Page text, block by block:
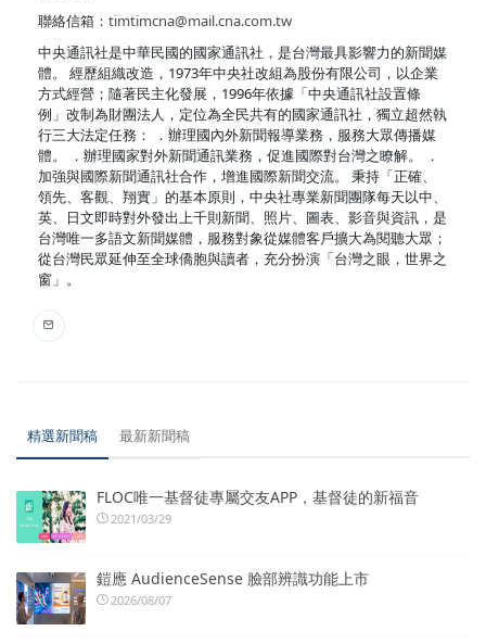
聯絡信箱： timtimcna@mail.cna.com.tw
中央通訊社是中華民國的國家通訊社，是台灣最具影響力的新聞媒
體。 經歷組織改造，1973年中央社改組為股份有限公司，以企業
方式經營；隨著民主化發展，1996年依據「中央通訊社設置條
例」改制為財團法人，定位為全民共有的國家通訊社，獨立超然執
行三大法定任務： ．辦理國內外新聞報導業務，服務大眾傳播媒
體。 ．辦理國家對外新聞通訊業務，促進國際對台灣之瞭解。 ．
加強與國際新聞通訊社合作，增進國際新聞交流。 秉持「正確、
領先、客觀、翔實」的基本原則，中央社專業新聞團隊每天以中、
英、日文即時對外發出上千則新聞、照片、圖表、影音與資訊，是
台灣唯一多語文新聞媒體，服務對象從媒體客戶擴大為閱聽大眾；
從台灣民眾延伸至全球僑胞與讀者，充分扮演「台灣之眼，世界之
窗」。
精選新聞稿 最新新聞稿
FLOC唯一基督徒專屬交友APP，基督徒的新福音
2021/03/29
鎧應 AudienceSense 臉部辨識功能上市
2026/08/07